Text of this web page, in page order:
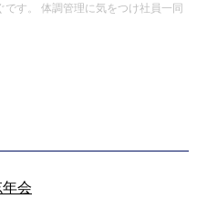
す。 体調管理に気をつけ社員一同